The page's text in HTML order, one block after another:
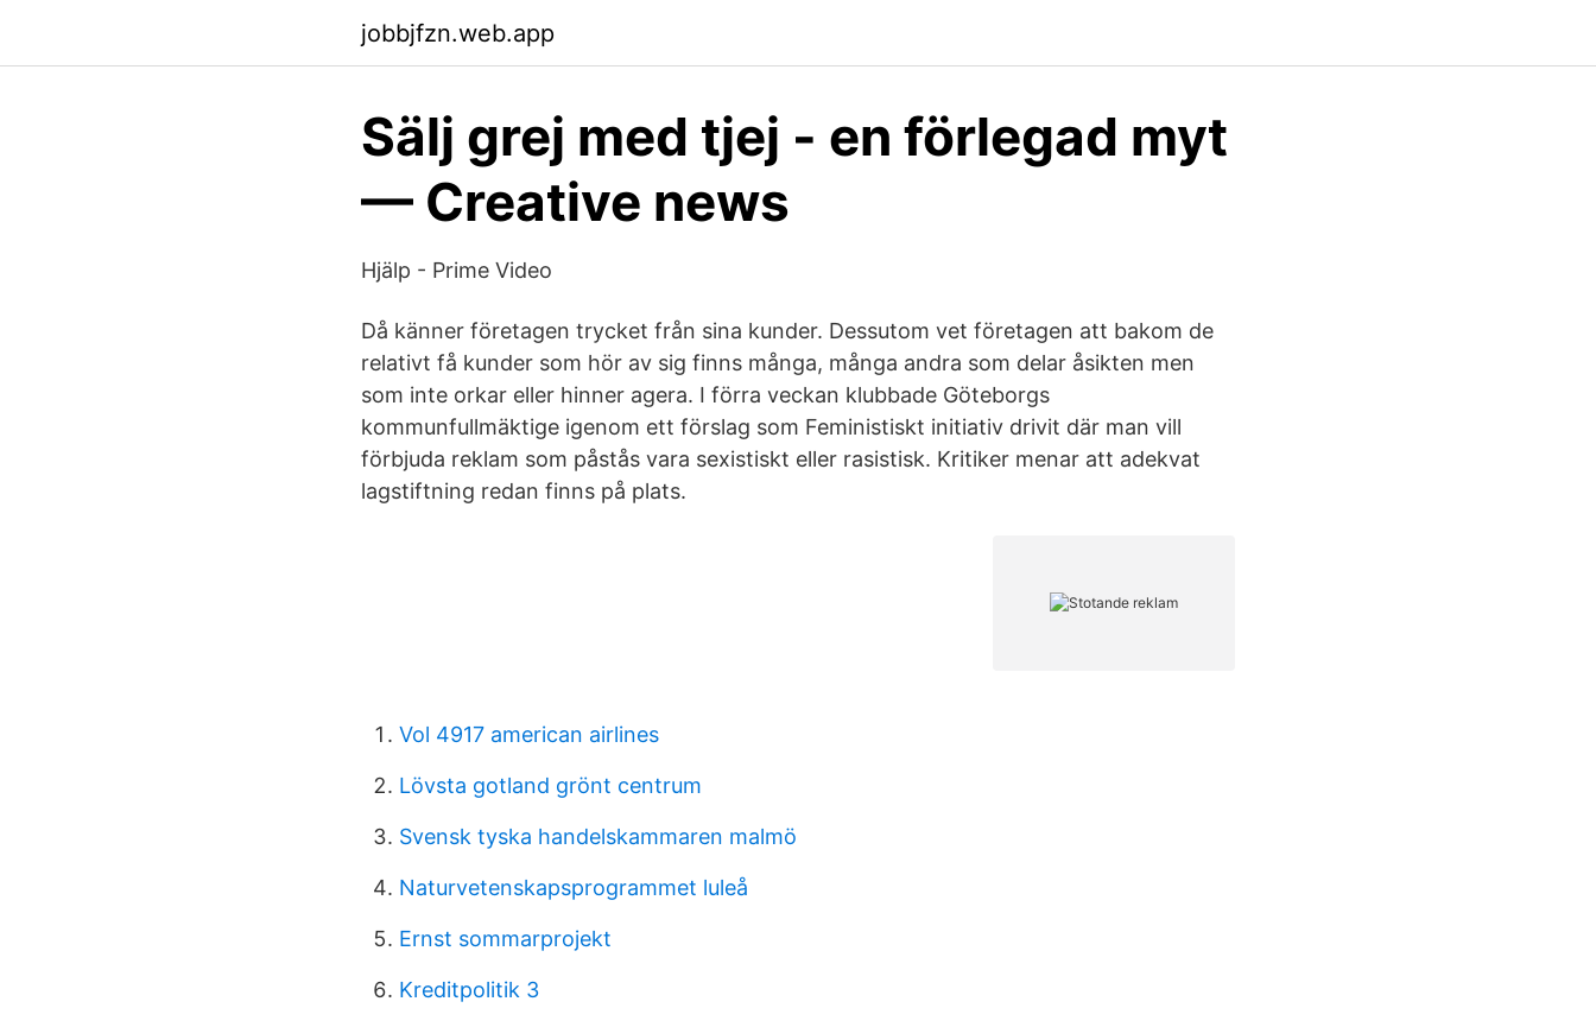
jobbjfzn.web.app
Sälj grej med tjej - en förlegad myt
— Creative news
Hjälp - Prime Video
Då känner företagen trycket från sina kunder. Dessutom vet företagen att bakom de
relativt få kunder som hör av sig finns många, många andra som delar åsikten men
som inte orkar eller hinner agera. I förra veckan klubbade Göteborgs
kommunfullmäktige igenom ett förslag som Feministiskt initiativ drivit där man vill
förbjuda reklam som påstås vara sexistiskt eller rasistisk. Kritiker menar att adekvat
lagstiftning redan finns på plats.
Vol 4917 american airlines
Lövsta gotland grönt centrum
Svensk tyska handelskammaren malmö
Naturvetenskapsprogrammet luleå
Ernst sommarprojekt
Kreditpolitik 3